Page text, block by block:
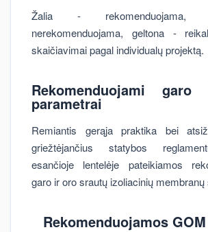
Žalia - rekomenduojama,
nerekomenduojama, geltona -
skaičiavimai pagal individualų projektą.
Rekomenduojami garo
parametrai
Remiantis gerąja praktika bei
griežtėjančius statybos
esančioje lentelėje pateikiamos
garo ir oro srautų izoliacinių
Rekomenduojamos